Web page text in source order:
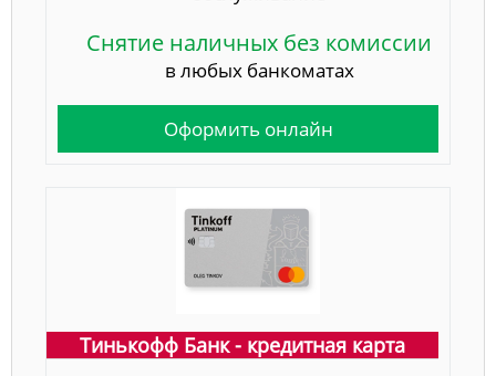
Снятие наличных без комиссии
в любых банкоматах
Оформить онлайн
Тинькофф Банк - кредитная карта